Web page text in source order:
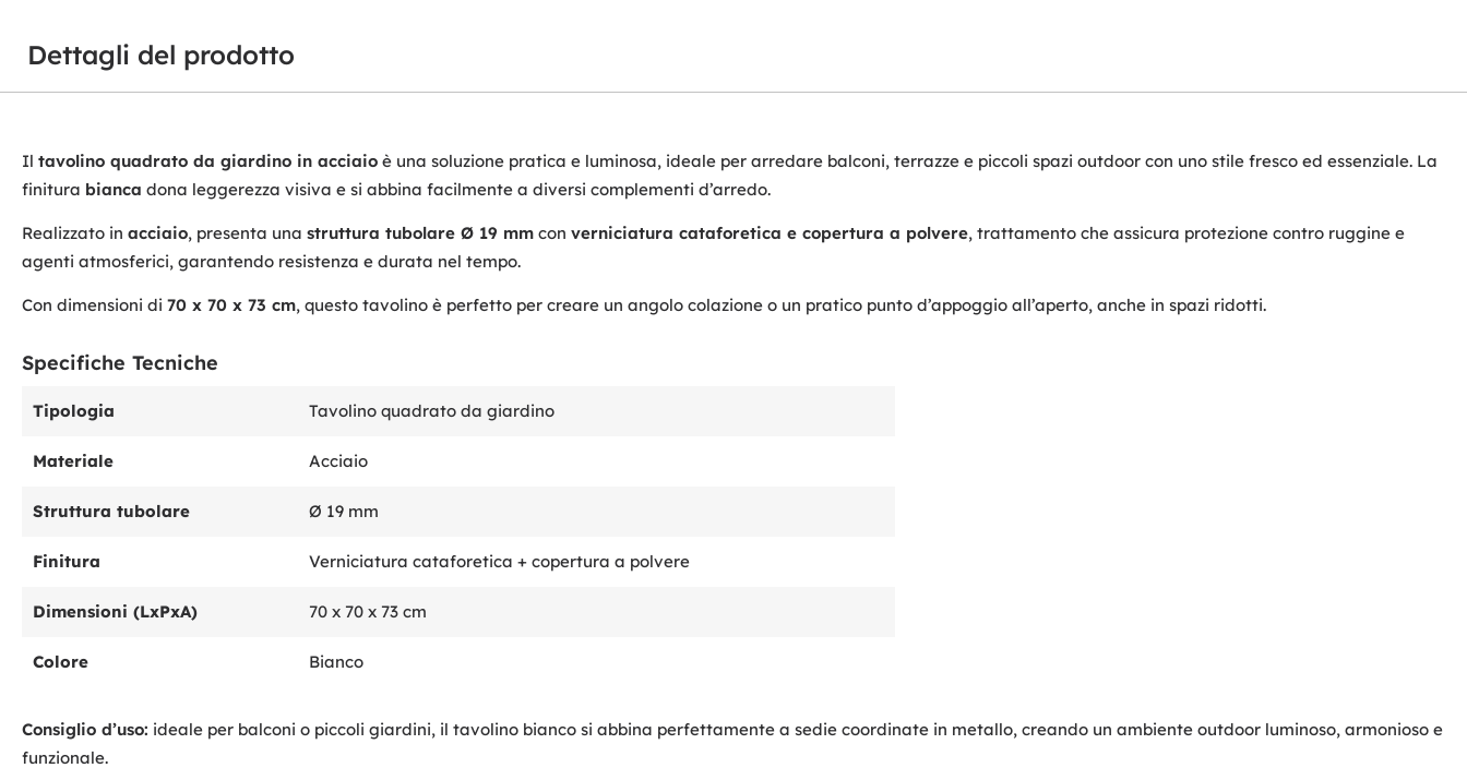
Dettagli del prodotto
Il tavolino quadrato da giardino in acciaio è una soluzione pratica e luminosa, ideale per arredare balconi, terrazze e piccoli spazi outdoor con uno stile fresco ed essenziale. La
finitura bianca dona leggerezza visiva e si abbina facilmente a diversi complementi d’arredo.
Realizzato in acciaio, presenta una struttura tubolare Ø 19 mm con verniciatura cataforetica e copertura a polvere, trattamento che assicura protezione contro ruggine e
agenti atmosferici, garantendo resistenza e durata nel tempo.
Con dimensioni di 70 x 70 x 73 cm, questo tavolino è perfetto per creare un angolo colazione o un pratico punto d’appoggio all’aperto, anche in spazi ridotti.
Specifiche Tecniche
Tipologia Tavolino quadrato da giardino
Materiale Acciaio
Struttura tubolare Ø 19 mm
Finitura Verniciatura cataforetica + copertura a polvere
Dimensioni (LxPxA) 70 x 70 x 73 cm
Colore Bianco
Consiglio d’uso: ideale per balconi o piccoli giardini, il tavolino bianco si abbina perfettamente a sedie coordinate in metallo, creando un ambiente outdoor luminoso, armonioso e
funzionale.